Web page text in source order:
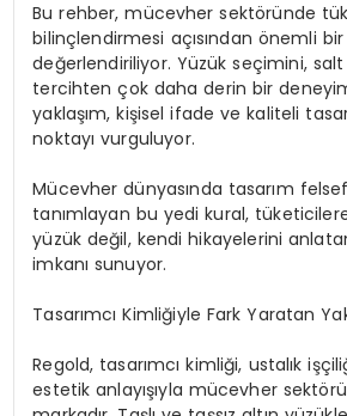
Bu rehber, mücevher sektöründe
bilinçlendirmesi açısından önemli
değerlendiriliyor. Yüzük seçimini,
tercihten çok daha derin bir
yaklaşım, kişisel ifade ve kaliteli
noktayı vurguluyor.
Mücevher dünyasında tasarım
tanımlayan bu yedi kural,
yüzük değil, kendi hikayelerini
imkanı sunuyor.
Tasarımcı Kimliğiyle Fark Yaratan
Regold, tasarımcı kimliği, ustalık
estetik anlayışıyla mücevher